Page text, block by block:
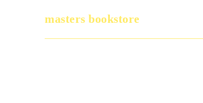
masters bookstore